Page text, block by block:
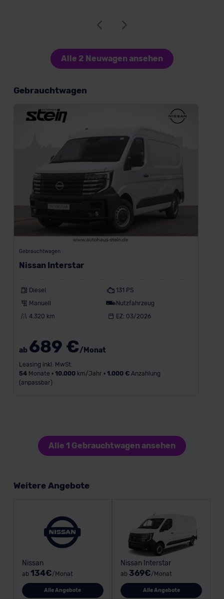
Alle 2 Neuwagen ansehen
Gebrauchtwagen
Gebrauchtwagen
Nissan Interstar
Diesel
131 PS
Manuell
Nutzfahrzeug
4.320 km
EZ: 03/2026
ab 689 €/Monat
Leasing inkl. MwSt.
54Monate • 10.000km/Jahr • 1.000 €Anzahlung
(anpassbar)
Alle 1 Gebrauchtwagen ansehen
Weitere Angebote
Nissan
ab 134€/Monat
Alle Angebote
Nissan Interstar
ab 369€/Monat
Alle Angebote